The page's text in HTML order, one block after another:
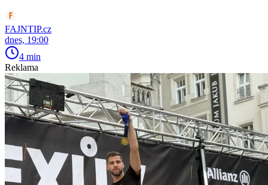
FAJNTIP.cz
dnes, 19:00
4 min
Reklama